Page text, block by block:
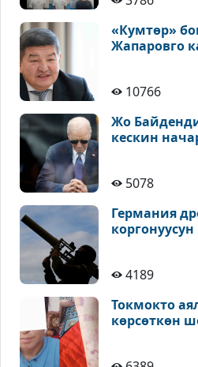
«Кумтөр»
Жапаровго
10766
Жо
кескин
5078
Германия
4189
Токмокто
көрсөткөн